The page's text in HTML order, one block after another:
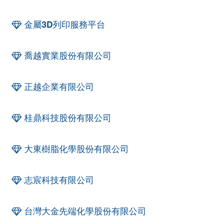
金屬3D列印服務平台
喬越實業股份有限公司
正越企業有限公司
桂鼎科技股份有限公司
大東樹脂化學股份有限公司
志宸科技有限公司
台灣大金先端化學股份有限公司